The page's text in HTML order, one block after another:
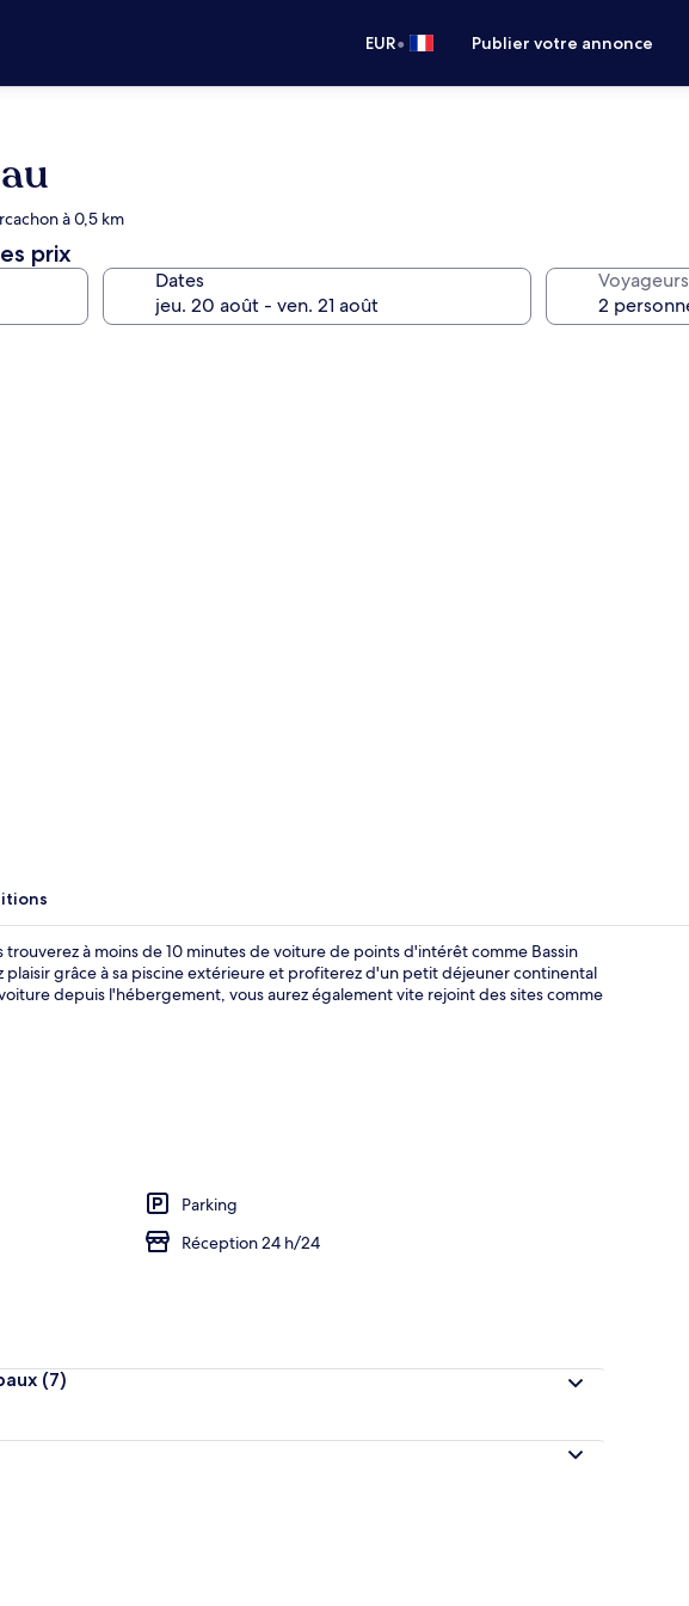
EUR• Publier votre annonce
à 0,5 km
prix
Dates Voyageurs
trouverez à moins de 10 minutes de voiture de points d'intérêt comme Bassin
plaisir grâce à sa piscine extérieure et profiterez d'un petit déjeuner continental
depuis l'hébergement, vous aurez également vite rejoint des sites comme
Parking
Réception 24 h/24
(7)